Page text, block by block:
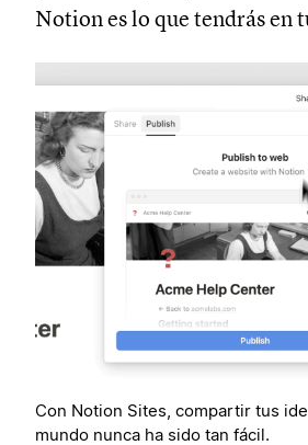
Notion es lo que tendrás en
Con Notion Sites, compartir tus
mundo nunca ha sido tan fácil.